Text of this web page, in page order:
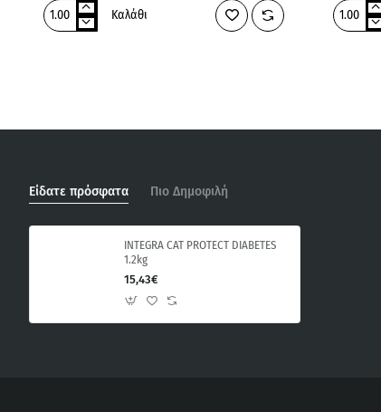
ADVANCE
Καλάθι
ADVANCE
Είδατε πρόσφατα Πιο Δημοφιλή
INTEGRA CAT PROTECT DIABETES
1.2kg
15,43€